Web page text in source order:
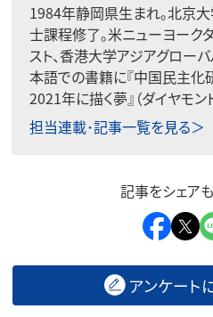
1984年静岡県生まれ。北京
士課程修了。米ニューヨーク
スト、香港大学アジアグロー
本語での書籍に『中国民主化
2021年に描く夢』（ダイヤモン
担当連載･記事一覧を見る＞
記事をシェア
アンケート